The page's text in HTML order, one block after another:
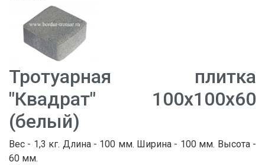
Тротуарная плитка
"Квадрат" 100х100х60
(белый)
Вес - 1,3 кг. Длина - 100 мм. Ширина - 100 мм. Высота -
60 мм.